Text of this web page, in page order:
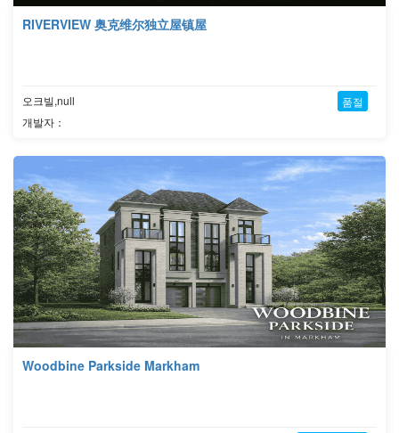
RIVERVIEW 奥克维尔独立屋镇屋
오크빌,null
개발자：
품절
Woodbine Parkside Markham